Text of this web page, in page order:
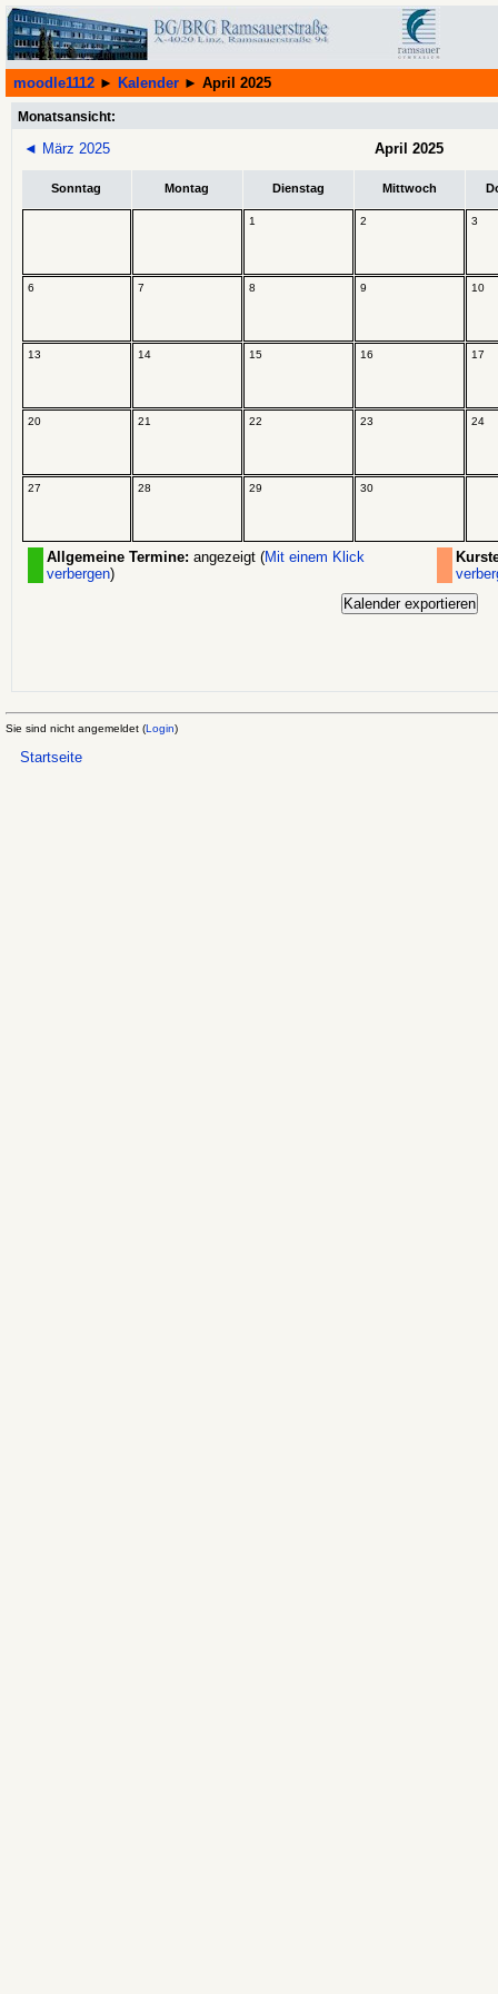
moodle1112 ► Kalender ► April 2025
Monatsansicht:
◄ März 2025 April 2025
Sonntag Montag Dienstag Mittwoch
1 2 3
6 7 8 9 10
13 14 15 16 17
20 21 22 23 24
27 28 29 30
Allgemeine Termine: angezeigt (Mit einem Klick
verbergen)
Sie sind nicht angemeldet (Login)
Startseite